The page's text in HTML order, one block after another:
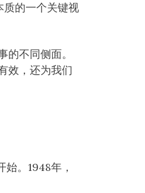
的一个关键视
不同侧面。
效，还为我们
。1948年，